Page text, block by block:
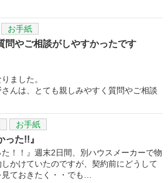
お手紙
問やご相談がしやすかったです
ました。
んは、とても親しみやすく質問やご相談
お手紙
った!!』
た！！』週末2日間、別ハウスメーカーで物
かけていたのですが、契約前にどうして
ておきたく・・でも…